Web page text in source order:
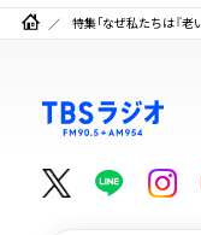
特集「なぜ私たちは『老